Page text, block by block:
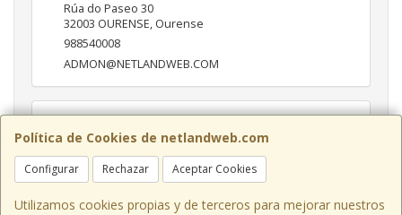
Política de Cookies de netlandweb.com
Configurar Rechazar Aceptar Cookies
Utilizamos cookies propias y de terceros para mejorar nuestros
Rúa do Paseo 30
32003 OURENSE, Ourense
988540008
ADMON@NETLANDWEB.COM